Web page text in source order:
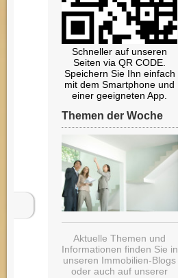
Schneller auf unseren
Seiten via QR CODE.
Speichern Sie Ihn einfach
mit dem Smartphone und
einer geeigneten App.
Themen der Woche
Aktuelle Themen und
Informationen finden Sie in
unseren Immobilien-Blogs
oder auch auf unserer